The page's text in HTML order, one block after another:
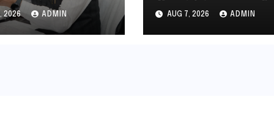
करोड़ 32 लाख
राशि का किया
2026 ADMIN
बुनकरों और हस्तशिल्प
कारीगरों को किया
AUG 7, 2026 ADMIN